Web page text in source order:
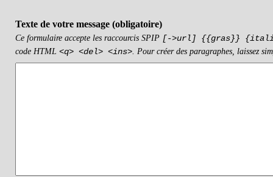
Texte de votre message (obligatoire)
Ce formulaire accepte les raccourcis SPIP [->url] {{gras}}
code HTML <q> <del> <ins>. Pour créer des paragraphes, laissez